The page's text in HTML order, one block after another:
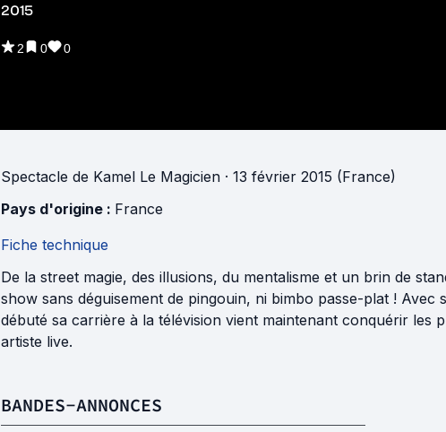
2015
2 0 0
Spectacle de Kamel Le Magicien · 13 février 2015 (France)
Pays d'origine : France
Fiche technique
De la street magie, des illusions, du mentalisme et un brin de
show sans déguisement de pingouin, ni bimbo passe-plat !
débuté sa carrière à la télévision vient maintenant conquérir les
artiste live.
BANDES-ANNONCES